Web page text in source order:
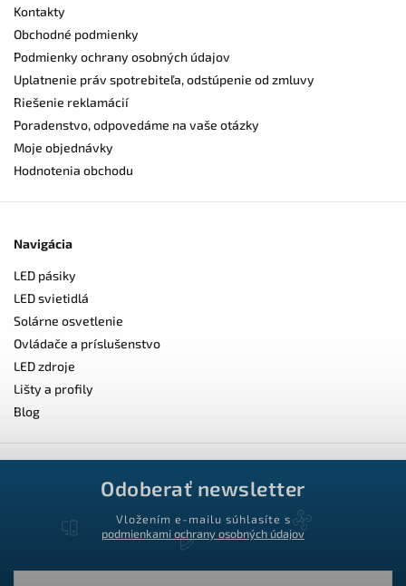
Kontakty
Obchodné podmienky
Podmienky ochrany osobných údajov
Uplatnenie práv spotrebiteľa, odstúpenie od zmluvy
Riešenie reklamácií
Poradenstvo, odpovedáme na vaše otázky
Moje objednávky
Hodnotenia obchodu
Navigácia
LED pásiky
LED svietidlá
Solárne osvetlenie
Ovládače a príslušenstvo
LED zdroje
Lišty a profily
Blog
Odoberať newsletter
Vložením e-mailu súhlasíte s
podmienkami ochrany osobných údajov